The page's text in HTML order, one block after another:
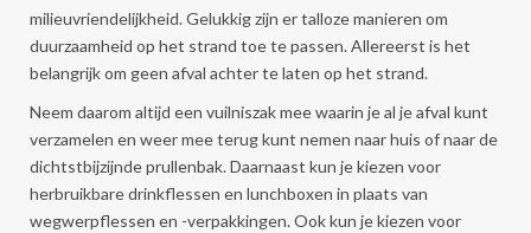
milieuvriendelijkheid. Gelukkig zijn er talloze manieren om
duurzaamheid op het strand toe te passen. Allereerst is het
belangrijk om geen afval achter te laten op het strand.
Neem daarom altijd een vuilniszak mee waarin je al je afval kunt
verzamelen en weer mee terug kunt nemen naar huis of naar de
dichtstbijzijnde prullenbak. Daarnaast kun je kiezen voor
herbruikbare drinkflessen en lunchboxen in plaats van
wegwerpflessen en -verpakkingen. Ook kun je kiezen voor